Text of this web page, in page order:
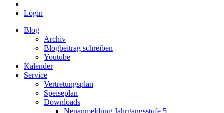
Login
Blog
Archiv
Blogbeitrag schreiben
Youtube
Kalender
Service
Vertretungsplan
Speiseplan
Downloads
Neuanmeldung Jahrgangsstufe 5